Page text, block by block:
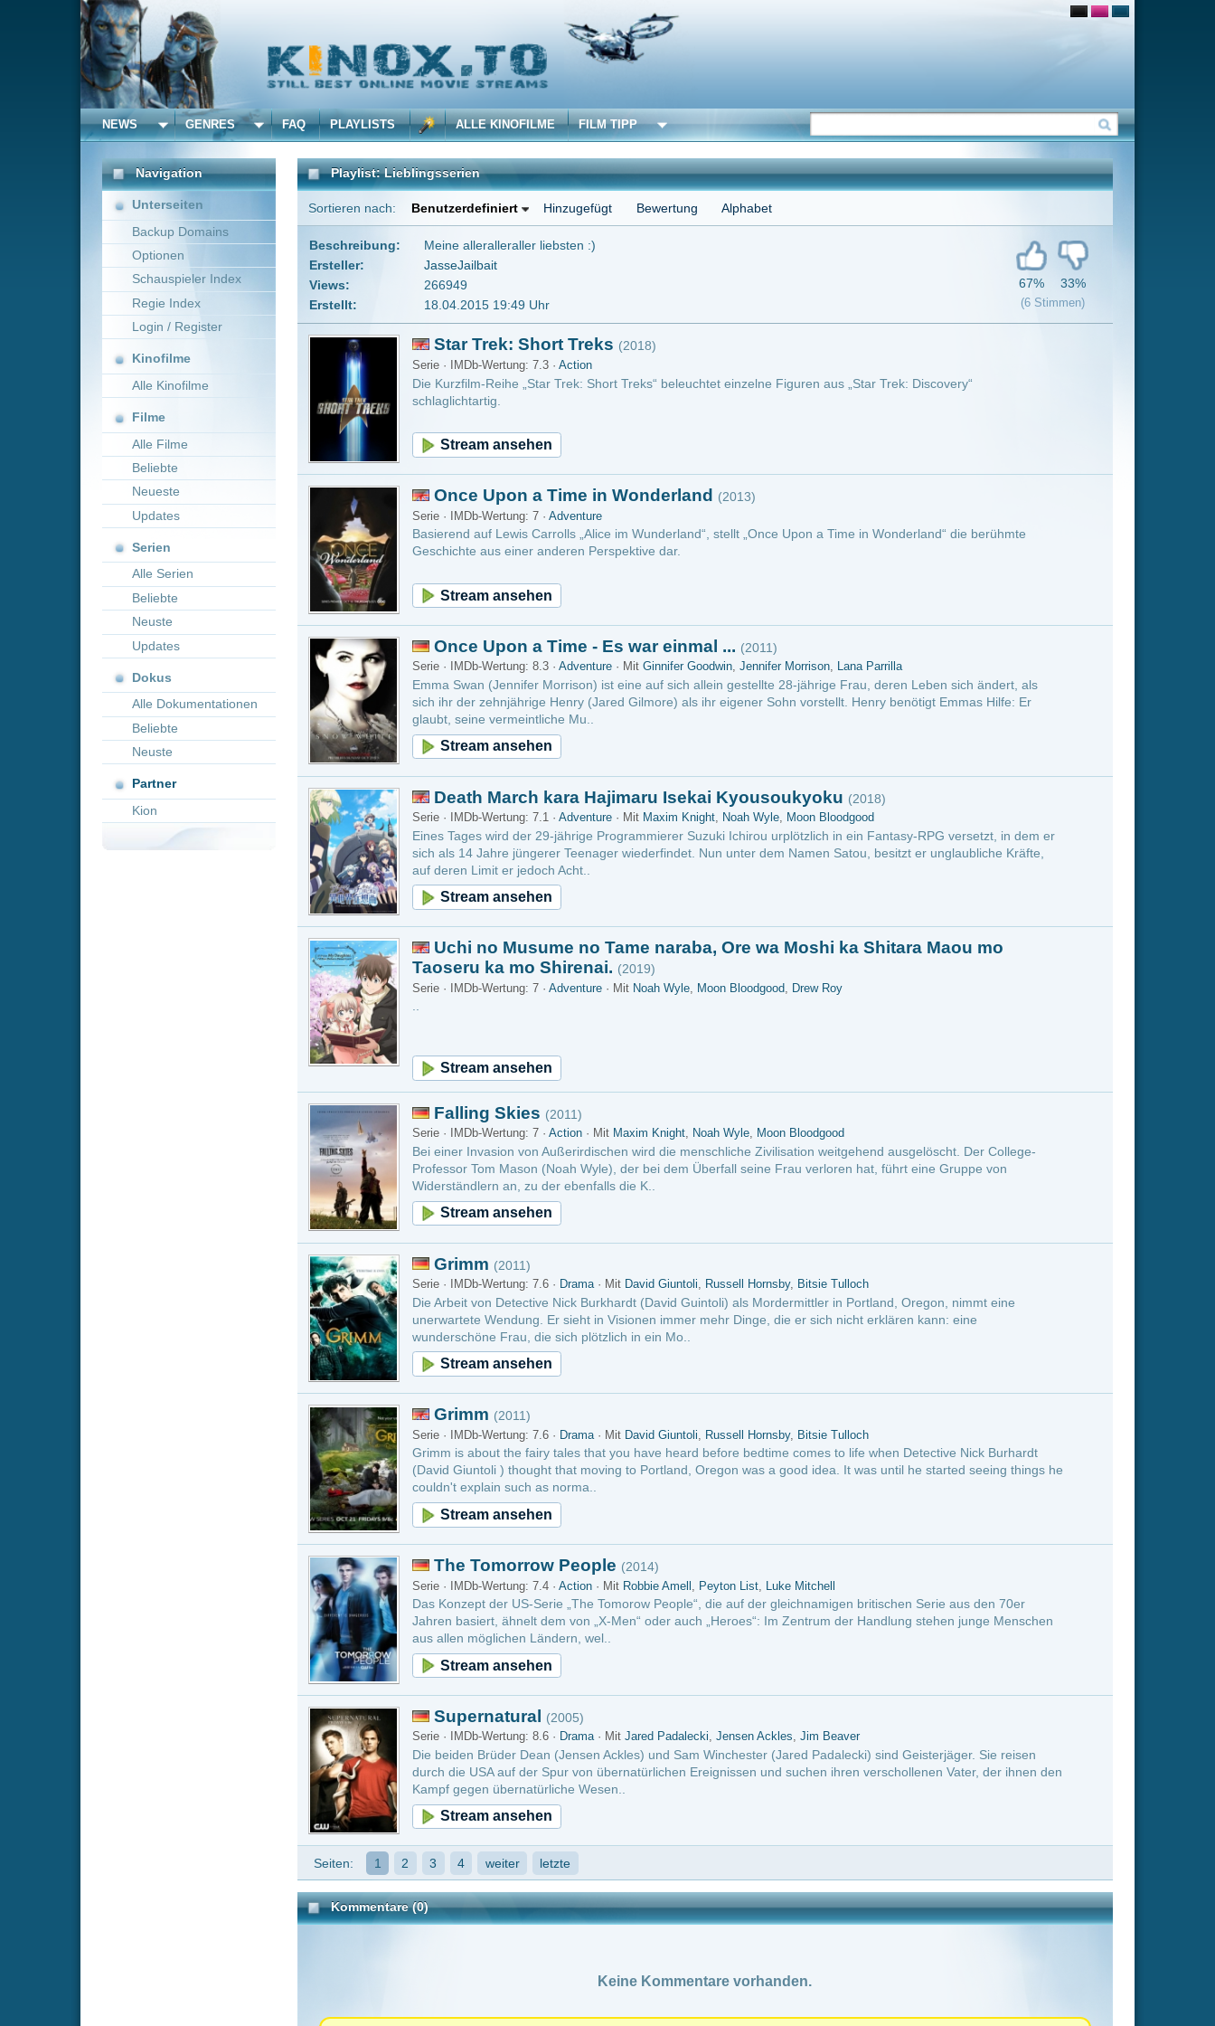
NEWS GENRES FAQ
Navigation
Unterseiten
Backup Domains
Optionen
Schauspieler Index
Regie Index
Login / Register
Kinofilme
Alle Kinofilme
Beliebte
Serien
Alle Serien
Beliebte
Neuste
Dokus
Alle Dokumentationen
Beliebte
Neuste
Partner
Kion
Playlist: Lieblingsserien
Sortieren nach: Benutzerdefiniert Hinzugefügt Bewertung Alphabet
Beschreibung: Meine alleralleraller liebsten :)
Ersteller:
18.04.2015 19:49 Uhr
Star Trek: Short Treks
Serie · IMDb-Wertung: 7.3 ·Action
schlaglichtartig.
Stream ansehen
Once Upon a Time in Wonderland
Serie · IMDb-Wertung: 7 ·
Basierend auf Lewis Carrolls „Alice im Wunderland“, stellt „Once Upon a Time in Wonderland“ die berühmte
Geschichte aus einer anderen Perspektive dar.
Stream ansehen
Once Upon a Time - Es war einmal ... (2011)
Serie · IMDb-Wertung: 8.3 ·Adventure· Mit Ginnifer Goodwin,Jennifer Morrison
Emma Swan (Jennifer Morrison) ist eine auf sich allein gestellte 28-jährige Frau, deren Leben sich ändert, als
sich ihr der zehnjährige Henry (Jared Gilmore) als ihr eigener Sohn vorstellt. Henry benötigt Emmas Hilfe: Er
glaubt, seine vermeintliche Mu..
Death March kara Hajimaru Isekai Kyousoukyoku (2018)
Serie · IMDb-Wertung: 7.1 ·Adventure· MitMaxim Knight, Noah Wyle, Moon Bloodgood
Eines Tages wird der 29-jährige Programmierer Suzuki Ichirou urplötzlich in ein Fantasy-RPG versetzt, in dem er
sich als 14 Jahre jüngerer Teenager wiederfindet. Nun unter dem Namen Satou, besitzt er unglaubliche Kräfte,
auf deren Limit er jedoch Acht..
Stream ansehen
Uchi no Musume no Tame naraba, Ore wa Moshi ka Shitara Maou mo
Taoseru ka mo Shirenai.
Serie · IMDb-Wertung: 7 ·Adventure · MitNoah Wyle,Moon Bloodgood,Drew Roy
..
Stream ansehen
Falling Skies (2011)
Serie · IMDb-Wertung: 7 ·Action· MitMaxim Knight, Noah Wyle,Moon Bloodgood
Bei einer Invasion von Außerirdischen wird die menschliche Zivilisation weitgehend ausgelöscht. Der College-
Professor Tom Mason (Noah Wyle), der bei dem Überfall seine Frau verloren hat, führt eine Gruppe von
Widerständlern an, zu der ebenfalls die K..
Stream ansehen
Grimm (2011)
Serie · IMDb-Wertung: 7.6 ·Drama· MitDavid Giuntoli
wunderschöne Frau, die sich plötzlich in ein Mo..
Stream ansehen
Grimm (2011)
Serie · IMDb-Wertung: 7.6 · · Mit
Grimm is about the fairy tales that you have heard before bedtime comes to life when Detective Nick Burhardt
(David Giuntoli ) thought that moving to Portland, Oregon was a good idea. It was until he started seeing things he
Stream ansehen
The Tomorrow People (2014)
Serie · IMDb-Wertung: 7.4 ·Action· MitRobbie Amell,Peyton List,Luke Mitchell
Das Konzept der US-Serie „The Tomorow People“, die auf der gleichnamigen britischen Serie aus den 70er
Jahren basiert, ähnelt dem von „X-Men“ oder auch „Heroes“: Im Zentrum der Handlung stehen junge Menschen
aus allen möglichen Ländern, wel..
Supernatural (2005)
Serie · IMDb-Wertung: 8.6 · Drama · Mit Jared Padalecki Jensen Ackles ,Jim Beaver
Die beiden Brüder Dean (Jensen Ackles) und Sam Winchester (Jared Padalecki) sind Geisterjäger. Sie reisen
durch die USA auf der Spur von übernatürlichen Ereignissen und suchen ihren verschollenen Vater, der ihnen den
Kampf gegen übernatürliche Wesen..
Stream ansehen
Kommentare (0)
Keine Kommentare vorhanden.
Du musst eingeloggt sein, um einen Kommentar posten zu können.